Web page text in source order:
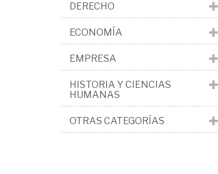
DERECHO
ECONOMÍA
EMPRESA
HISTORIA Y CIENCIAS
HUMANAS
OTRAS CATEGORÍAS